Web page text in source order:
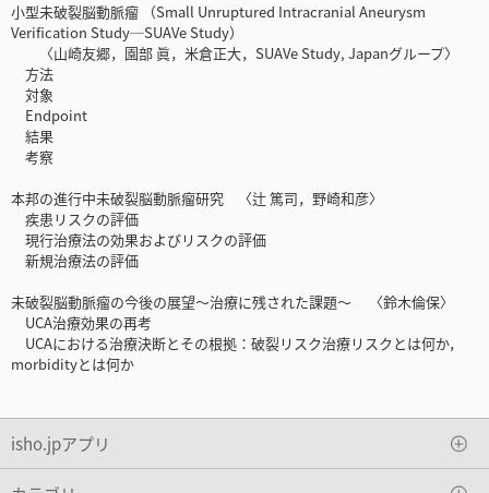
小型未破裂脳動脈瘤 （Small Unruptured Intracranial Aneurysm
Verification Study─SUAVe Study）
〈山崎友郷，園部 眞，米倉正大，SUAVe Study, Japanグループ〉
方法
対象
Endpoint
結果
考察
本邦の進行中未破裂脳動脈瘤研究 〈辻 篤司，野崎和彦〉
疾患リスクの評価
現行治療法の効果およびリスクの評価
新規治療法の評価
未破裂脳動脈瘤の今後の展望～治療に残された課題～ 〈鈴木倫保〉
UCA治療効果の再考
UCAにおける治療決断とその根拠：破裂リスク治療リスクとは何か，
morbidityとは何か
isho.jpアプリ